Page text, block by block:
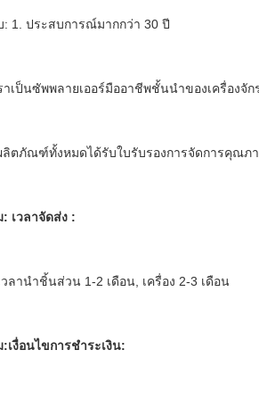
: 1. ประสบการณ์มากกว่า 30 ปี
าเป็นซัพพลายเออร์มืออาชีพชั้นนำของเครื่องจั
ลิตภัณฑ์ทั้งหมดได้รับใบรับรองการจัดการคุณภา
: เวลาจัดส่ง :
วลานำชิ้นส่วน 1-2 เดือน, เครื่อง 2-3 เดือน
:เงื่อนไขการชำระเงิน: